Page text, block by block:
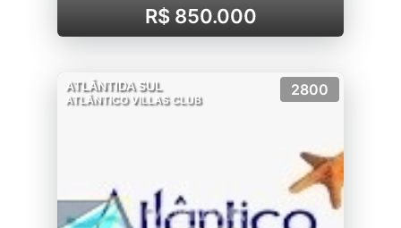
R$ 850.000
ATLÂNTIDA SUL
ATLÂNTICO VILLAS CLUB
2800